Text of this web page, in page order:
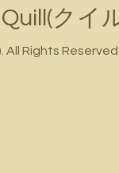
クイ
. All Rights